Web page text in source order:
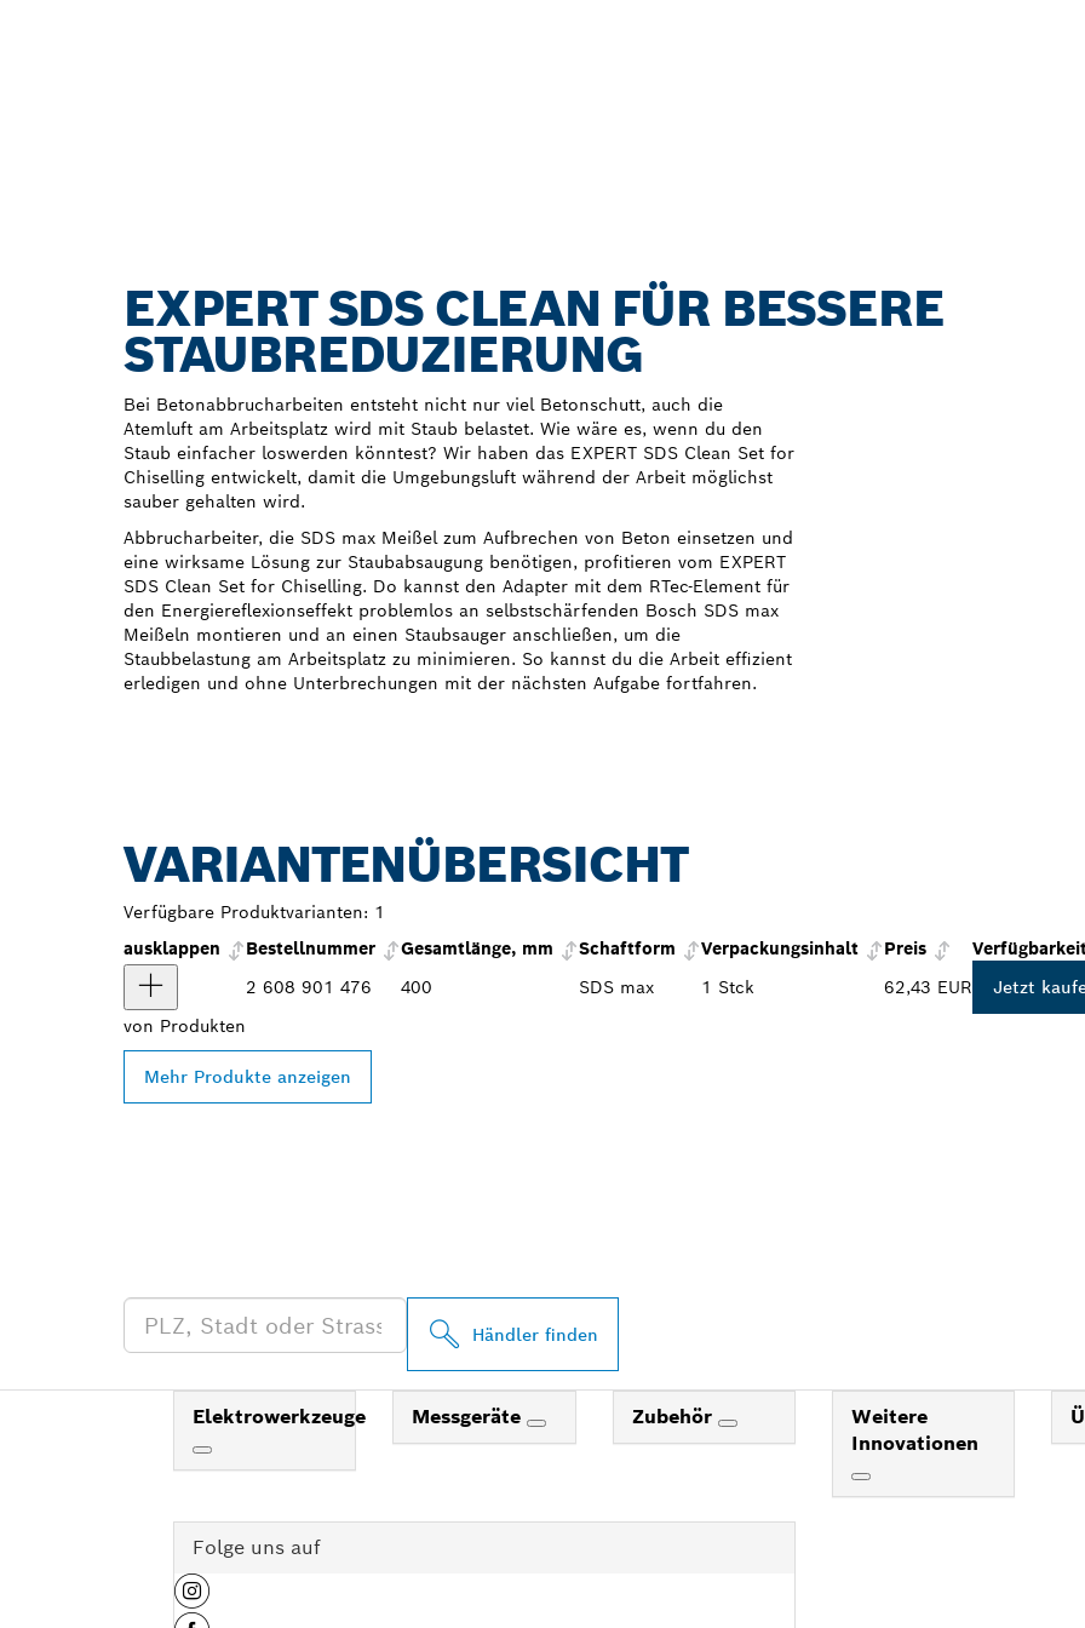
EXPERT SDS CLEAN FÜR BESSERE
STAUBREDUZIERUNG
Bei Betonabbrucharbeiten entsteht nicht nur viel Betonschutt, auch die
Atemluft am Arbeitsplatz wird mit Staub belastet. Wie wäre es, wenn du den
Staub einfacher loswerden könntest? Wir haben das EXPERT SDS Clean Set for
Chiselling entwickelt, damit die Umgebungsluft während der Arbeit möglichst
sauber gehalten wird.
Abbrucharbeiter, die SDS max Meißel zum Aufbrechen von Beton einsetzen und
eine wirksame Lösung zur Staubabsaugung benötigen, profitieren vom EXPERT
SDS Clean Set for Chiselling. Do kannst den Adapter mit dem RTec-Element für
den Energiereflexionseffekt problemlos an selbstschärfenden Bosch SDS max
Meißeln montieren und an einen Staubsauger anschließen, um die
Staubbelastung am Arbeitsplatz zu minimieren. So kannst du die Arbeit effizient
erledigen und ohne Unterbrechungen mit der nächsten Aufgabe fortfahren.
VARIANTENÜBERSICHT
Verfügbare Produktvarianten: 1
ausklappen
Bestellnummer Gesamtlänge, mm Schaftform Verpackungsinhalt Preis
2 608 901 476
400 SDS max 1 Stck 62,43 EUR
Jetzt
von Produkten
Mehr Produkte anzeigen
Händler finden
Elektrowerkzeuge Messgeräte Zubehör
Weitere
Innovationen
Folge uns auf